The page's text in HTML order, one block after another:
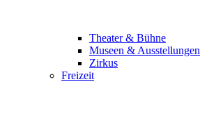
Theater & Bühne
Museen & Ausstellungen
Zirkus
Freizeit